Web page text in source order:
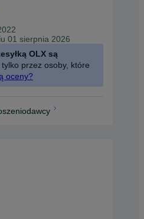
01 sierpnia 2026
OLX są
przez osoby, które
oceny?